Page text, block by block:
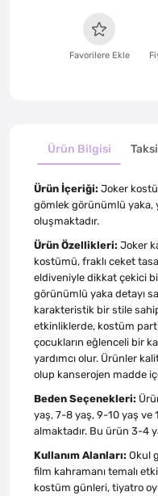
Favorilere Ekle
Ürün Bilgisi
Ürün İçeriği: Joker
gömlek görünümlü yaka,
oluşmaktadır.
Ürün Özellikleri: Joker
kostümü, fraklı ceket
eldiveniyle dikkat çekici
görünümlü yaka detayı
karakteristik bir stile
etkinliklerde, kostüm
çocukların eğlenceli bir
yardımcı olur. Ürünler
olup kanserojen madde
Beden Seçenekleri:
yaş, 7-8 yaş, 9-10 yaş ve
almaktadır. Bu ürün 3-4
Kullanım Alanları: Okul
film kahramanı temalı
kostüm günleri, tiyatro